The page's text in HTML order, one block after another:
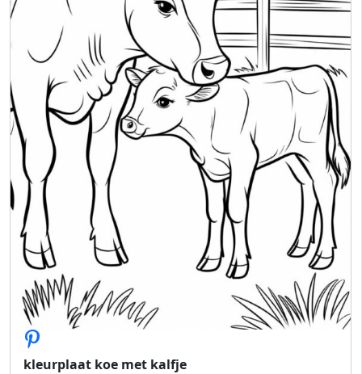
kleurplaat koe met kalfje